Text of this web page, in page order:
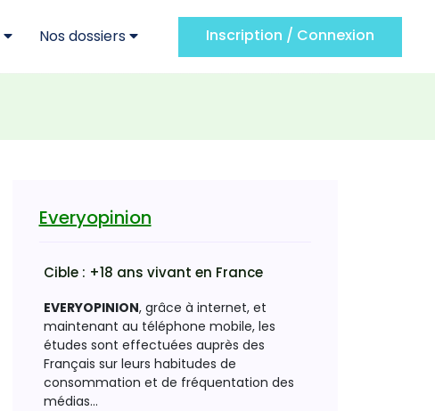
Nos dossiers Inscription / Connexion
Everyopinion
Cible : +18 ans vivant en France
EVERYOPINION, grâce à internet, et
maintenant au téléphone mobile, les
études sont effectuées auprès des
Français sur leurs habitudes de
consommation et de fréquentation des
médias...